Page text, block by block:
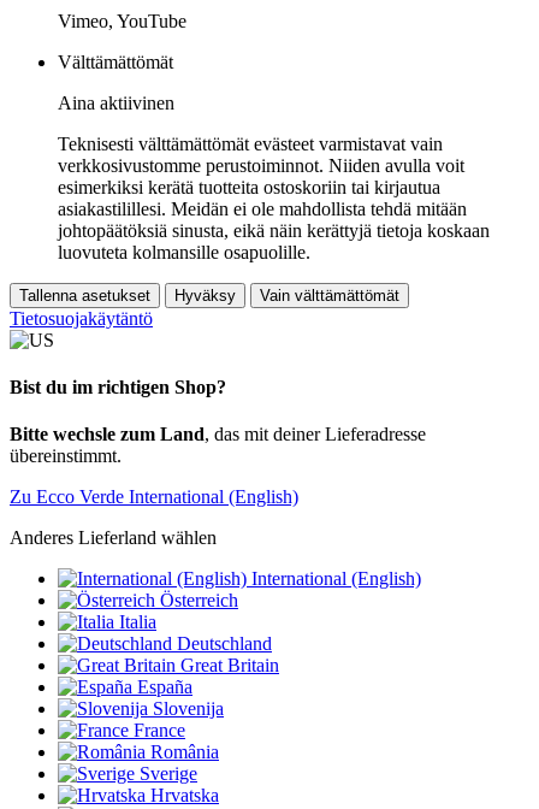
Vimeo, YouTube
Välttämättömät
Aina aktiivinen
Teknisesti välttämättömät evästeet varmistavat vain
verkkosivustomme perustoiminnot. Niiden avulla voit
esimerkiksi kerätä tuotteita ostoskoriin tai kirjautua
asiakastilillesi. Meidän ei ole mahdollista tehdä mitään
johtopäätöksiä sinusta, eikä näin kerättyjä tietoja koskaan
luovuteta kolmansille osapuolille.
Tallenna asetukset Hyväksy Vain välttämättömät
Tietosuojakäytäntö
Bist du im richtigen Shop?
Bitte wechsle zum Land, das mit deiner Lieferadresse
übereinstimmt.
Zu Ecco Verde International (English)
Anderes Lieferland wählen
International (English)
Österreich
Italia
Deutschland
Great Britain
España
Slovenija
France
România
Sverige
Hrvatska